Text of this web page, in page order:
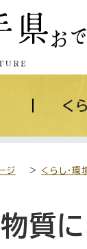
く
ジ > くらし・環
質